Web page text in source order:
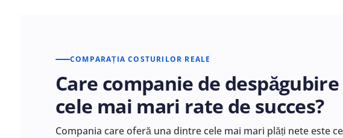
COMPARAȚIA COSTURILOR REALE
Care companie de
cele mai mari rate de succes?
Compania care oferă una dintre cele mai mari plăți nete este